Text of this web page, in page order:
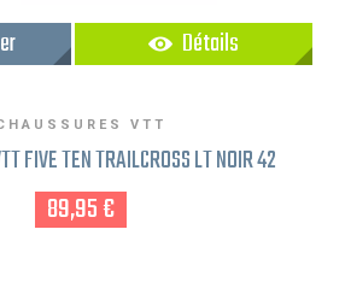
Détails
VTT
FIVE TEN TRAILCROSS LT NOIR 42
89,95 €